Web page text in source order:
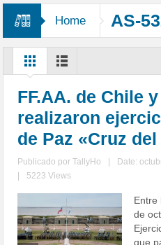
Home AS-
FF.AA. de Chile
realizaron
de Paz «Cruz
Publicado porTallyHo Date:
5223 Views
Entre
de
que